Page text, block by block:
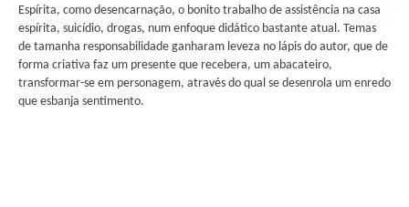
Espírita, como desencarnação, o bonito trabalho de assistência na casa
espírita, suicídio, drogas, num enfoque didático bastante atual. Temas
de tamanha responsabilidade ganharam leveza no lápis do autor, que de
forma criativa faz um presente que recebera, um abacateiro,
transformar-se em personagem, através do qual se desenrola um enredo
que esbanja sentimento.